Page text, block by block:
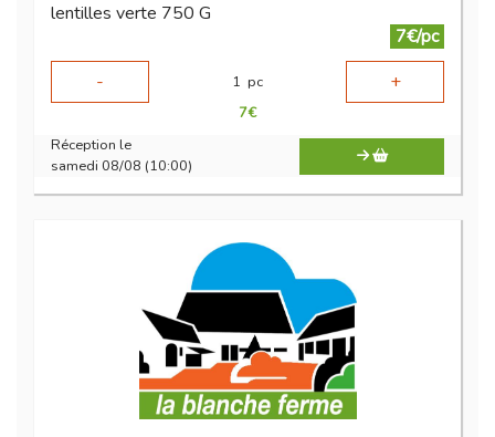
lentilles verte 750 G
7€/pc
-
1 pc +
7€
Réception le
samedi 08/08 (10:00)